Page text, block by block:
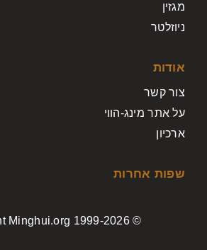
מגזין
ניוזלטר
אודות
צור קשר
על אתר מינג-הווי
ארכיון
שפות אחרות
© Copyright Minghui.org 1999-2026